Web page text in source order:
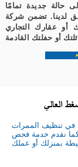
حالة جديدة تمامًا
لدينا. تضمن شركة
أو عقارك التجاري
العالي
في تنظيف الممرات
كما نقدم خدمة فحص